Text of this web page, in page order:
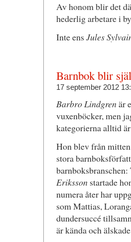
Av honom blir det
hederlig arbetare i
Inte ens Jules
Barnbok blir
17 september 2012
Barbro Lindgrenär
vuxenböcker, men
kategorierna alltid
Hon blev från
stora
Erikssonstartade
numera åter har
som Mattias,
dundersuccé
är kända och